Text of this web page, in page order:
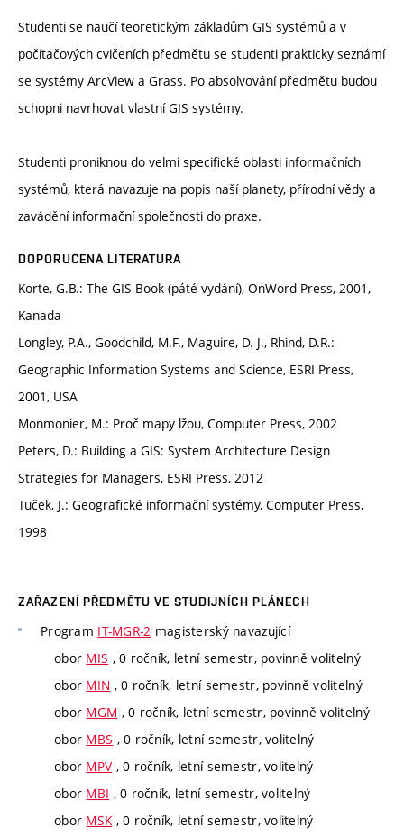
Studenti se naučí teoretickým základům GIS systémů a v
počítačových cvičeních předmětu se studenti prakticky seznámí
se systémy ArcView a Grass. Po absolvování předmětu budou
schopni navrhovat vlastní GIS systémy.
Studenti proniknou do velmi specifické oblasti informačních
systémů, která navazuje na popis naší planety, přírodní vědy a
zavádění informační společnosti do praxe.
DOPORUČENÁ LITERATURA
Korte, G.B.: The GIS Book (páté vydání), OnWord Press, 2001,
Kanada
Longley, P.A., Goodchild, M.F., Maguire, D. J., Rhind, D.R.:
Geographic Information Systems and Science, ESRI Press,
2001, USA
Monmonier, M.: Proč mapy lžou, Computer Press, 2002
Peters, D.: Building a GIS: System Architecture Design
Strategies for Managers, ESRI Press, 2012
Tuček, J.: Geografické informační systémy, Computer Press,
1998
ZAŘAZENÍ PŘEDMĚTU VE STUDIJNÍCH PLÁNECH
Program IT-MGR-2 magisterský navazující
obor MIS , 0 ročník, letní semestr, povinně volitelný
obor MIN , 0 ročník, letní semestr, povinně volitelný
obor MGM , 0 ročník, letní semestr, povinně volitelný
obor MBS , 0 ročník, letní semestr, volitelný
obor MPV , 0 ročník, letní semestr, volitelný
obor MBI , 0 ročník, letní semestr, volitelný
obor MSK, 0 ročník, letní semestr, volitelný